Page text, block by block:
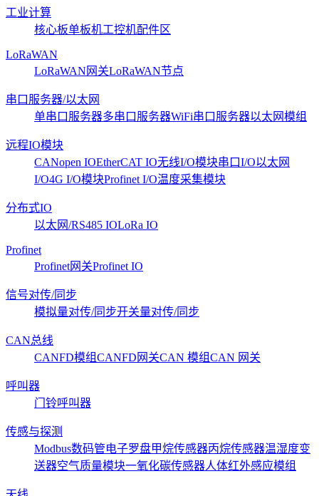
工业计算
核心板单板机工控机配件区
LoRaWAN
LoRaWAN网关LoRaWAN节点
串口服务器/以太网
单串口服务器多串口服务器WiFi串口服务器以太网模组
远程IO模块
CANopen IOEtherCAT IO无线I/O模块串口I/O以太网
I/O4G I/O模块Profinet I/O温度采集模块
分布式IO
以太网/RS485 IOLoRa IO
Profinet
Profinet网关Profinet IO
信号对传/同步
模拟量对传/同步开关量对传/同步
CAN总线
CANFD模组CANFD网关CAN 模组CAN 网关
呼叫器
门铃呼叫器
传感与探测
Modbus数码管电子罗盘甲烷传感器丙烷传感器温湿度变
送器空气质量模块一氧化碳传感器人体红外感应模组